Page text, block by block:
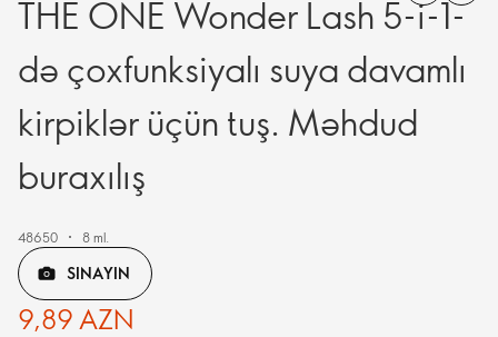
THE ONE Wonder Lash 5-i-1-
də çoxfunksiyalı suya davamlı
kirpiklər üçün tuş. Məhdud
buraxılış
48650 8 ml.
SINAYIN
9,89 AZN